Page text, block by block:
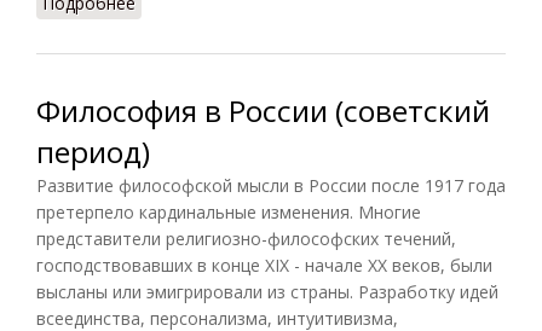
Философия в России (советский
период)
Развитие философской мысли в России после 1917 года
претерпело кардинальные изменения. Многие
представители религиозно-философских течений,
господствовавших в конце XIX - начале XX веков, были
высланы или эмигрировали из страны. Разработку идей
всеединства, персонализма, интуитивизма,